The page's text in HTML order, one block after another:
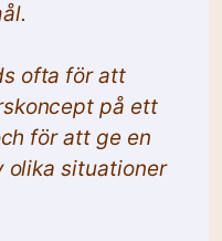
ofta för att
på ett
för att ge en
olika situationer